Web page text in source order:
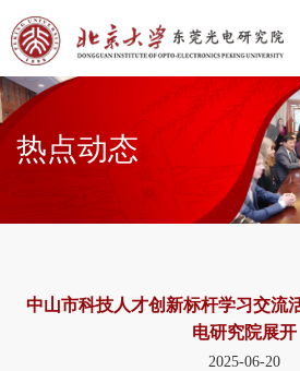
热点动态
中山市科技人才创新标杆学习交流
电研究院展开
2025-06-20